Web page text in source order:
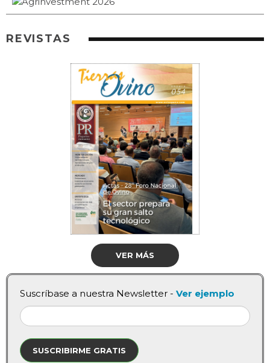
REVISTAS
VER MÁS
Suscríbase a nuestra Newsletter - Ver ejemplo
SUSCRIBIRME GRATIS